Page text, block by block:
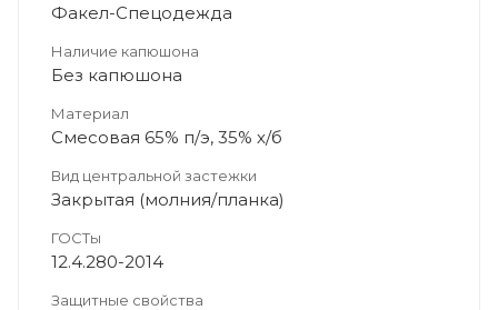
Факел-Спецодежда
Наличие капюшона
Без капюшона
Материал
Смесовая 65% п/э, 35% х/б
Вид центральной застежки
Закрытая (молния/планка)
ГОСТы
12.4.280-2014
Защитные свойства